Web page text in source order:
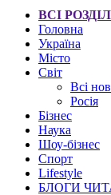
ВСІ
Головна
Україна
Місто
Світ
Всі
Росія
Бізнес
Наука
Шоу-бізнес
Спорт
Lifestyle
БЛОГИ